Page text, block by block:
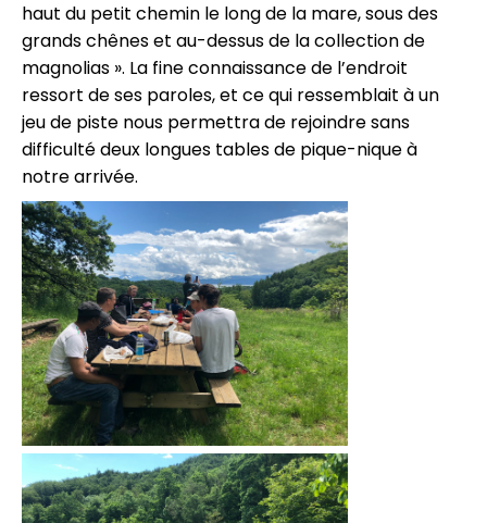
haut du petit chemin le long de la mare, sous des
grands chênes et au-dessus de la collection de
magnolias ». La fine connaissance de l’endroit
ressort de ses paroles, et ce qui ressemblait à un
jeu de piste nous permettra de rejoindre sans
difficulté deux longues tables de pique-nique à
notre arrivée.